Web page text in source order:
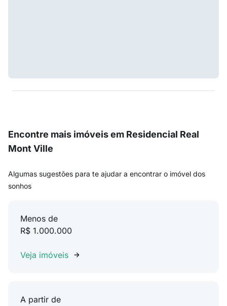
Encontre mais imóveis em Residencial Real
Mont Ville
Algumas sugestões para te ajudar a encontrar o imóvel dos
sonhos
Menos de
R$ 1.000.000
Veja imóveis
A partir de